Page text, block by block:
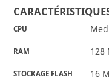
CPU
RAM 128
STOCKAGE FLASH 16